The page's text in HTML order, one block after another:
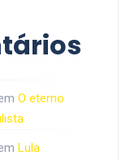
O eterno
Lula